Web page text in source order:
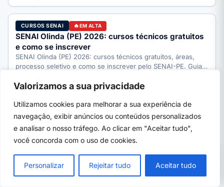
Valorizamos a sua privacidade
Utilizamos cookies para melhorar a sua experiência de
navegação, exibir anúncios ou conteúdos personalizados
e analisar o nosso tráfego. Ao clicar em "Aceitar tudo",
você concorda com o uso de cookies.
Personalizar Rejeitar tudo Aceitar tudo
CURSOS SENAI EM ALTA
SENAI Olinda (PE) 2026: cursos técnicos gratuitos
e como se inscrever
SENAI Olinda (PE) 2026: cursos técnicos gratuitos, áreas,
processo seletivo e como se inscrever pelo SENAI-PE. Guia
Curso de biscuit: o que aprende, quanto
ganha e onde fazer 2026